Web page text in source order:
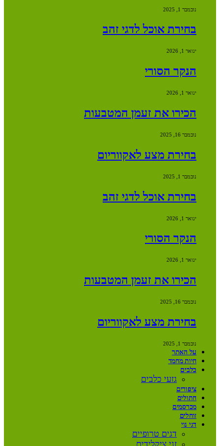
נובמבר 1, 2025
בחירת אוכל לדגי זהב
ינואר 1, 2026
הנקר הסורי
ינואר 1, 2026
הכירו את זעמן המטבעות
נובמבר 16, 2025
בחירת מצע לאקווריום
נובמבר 1, 2025
בחירת אוכל לדגי זהב
ינואר 1, 2026
הנקר הסורי
ינואר 1, 2026
הכירו את זעמן המטבעות
נובמבר 16, 2025
בחירת מצע לאקווריום
נובמבר 1, 2025
על האתר
חיות מחמד
כלבים
גזעי כלבים
ציפורים
חתולים
מכרסמים
זוחלים
דגי נוי
דגים טרופיים
זני ציקלידים